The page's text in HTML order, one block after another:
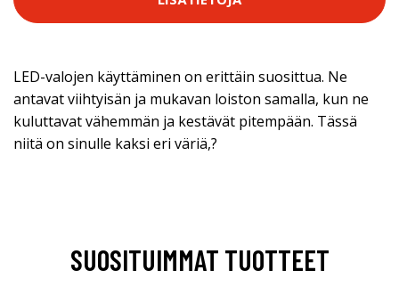
LED-valojen käyttäminen on erittäin suosittua. Ne
antavat viihtyisän ja mukavan loiston samalla, kun ne
kuluttavat vähemmän ja kestävät pitempään. Tässä
niitä on sinulle kaksi eri väriä,?
SUOSITUIMMAT TUOTTEET